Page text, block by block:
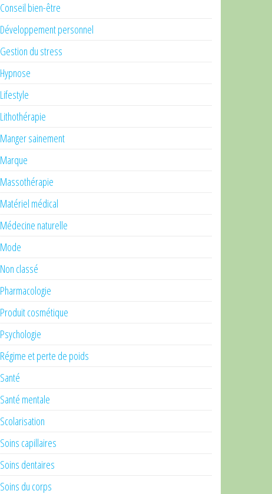
Conseil bien-être
Développement personnel
Gestion du stress
Hypnose
Lifestyle
Lithothérapie
Manger sainement
Marque
Massothérapie
Matériel médical
Médecine naturelle
Mode
Non classé
Pharmacologie
Produit cosmétique
Psychologie
Régime et perte de poids
Santé
Santé mentale
Scolarisation
Soins capillaires
Soins dentaires
Soins du corps